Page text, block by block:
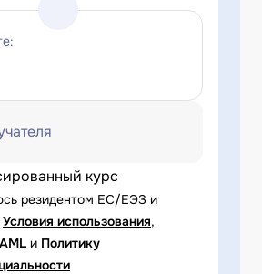
резидентом ЕС/ЕЭЗ и
Условия использования,
и Политику
курс